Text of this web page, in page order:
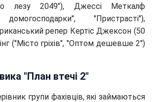
лезу 2049"), Джессі Меткалф
домогосподарки", "Пристрасті"),
репер Кертіс Джексон (50
("Місто гріхів", "Оптом дешевше 2")
"План втечі 2"
групи фахівців, які займаються